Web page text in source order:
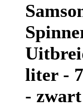
liter -
- zwart